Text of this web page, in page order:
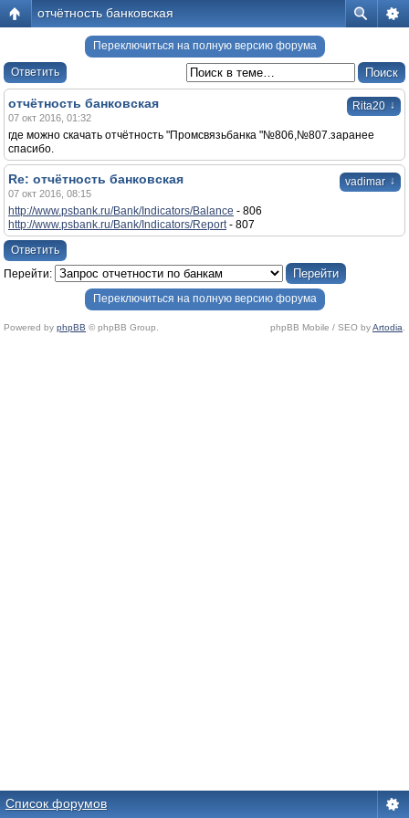
отчётность банковская
Переключиться на полную версию форума
Ответить
Rita20 ↓
отчётность банковская
07 окт 2016, 01:32
где можно скачать отчётность "Промсвязьбанка "№806,№807.заранее
спасибо.
vadimar ↓
Re: отчётность банковская
07 окт 2016, 08:15
http://www.psbank.ru/Bank/Indicators/Balance - 806
http://www.psbank.ru/Bank/Indicators/Report- 807
Ответить
Перейти:
Переключиться на полную версию форума
Powered by phpBB © phpBB Group. phpBB Mobile / SEO byArtodia
Список форумов